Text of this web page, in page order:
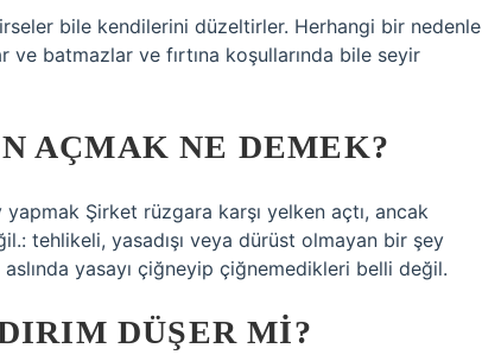
bile kendilerini düzeltirler. Herhangi bir nedenle
batmazlar ve fırtına koşullarında bile seyir
AÇMAK NE DEMEK?
Şirket rüzgara karşı yelken açtı, ancak
tehlikeli, yasadışı veya dürüst olmayan bir şey
yasayı çiğneyip çiğnemedikleri belli değil.
DÜŞER MI?